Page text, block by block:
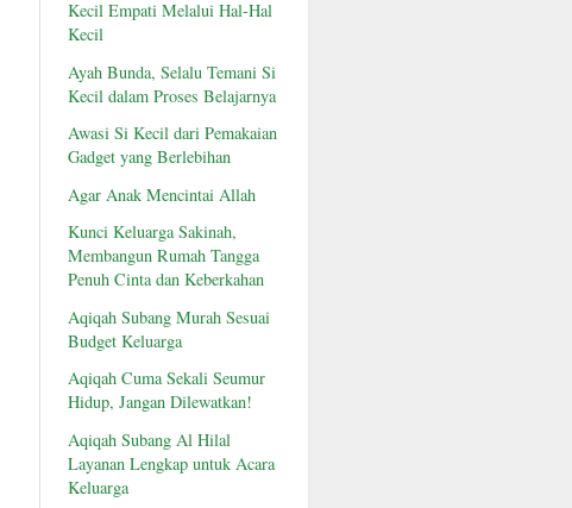
Kecil Empati Melalui Hal-Hal
Kecil
Ayah Bunda, Selalu Temani Si
Kecil dalam Proses Belajarnya
Awasi Si Kecil dari Pemakaian
Gadget yang Berlebihan
Agar Anak Mencintai Allah
Kunci Keluarga Sakinah,
Membangun Rumah Tangga
Penuh Cinta dan Keberkahan
Aqiqah Subang Murah Sesuai
Budget Keluarga
Aqiqah Cuma Sekali Seumur
Hidup, Jangan Dilewatkan!
Aqiqah Subang Al Hilal
Layanan Lengkap untuk Acara
Keluarga